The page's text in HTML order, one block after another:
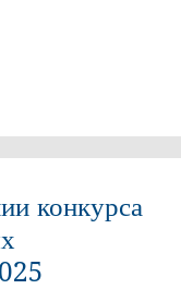
конкурса